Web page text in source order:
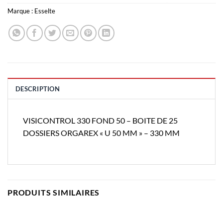
Marque : Esselte
DESCRIPTION
VISICONTROL 330 FOND 50 – BOITE DE 25
DOSSIERS ORGAREX « U 50 MM » – 330 MM
PRODUITS SIMILAIRES